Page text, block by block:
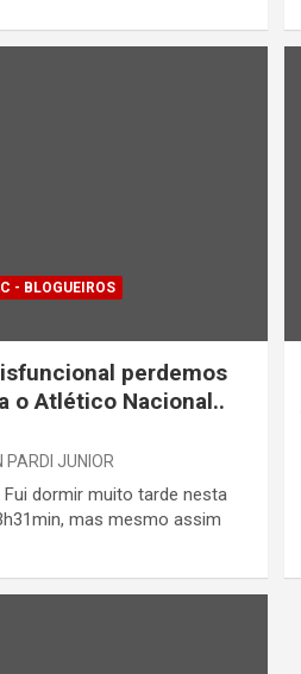
- BLOGUEIROS
perdemos
o Atlético Nacional..
PARDI JUNIOR
dormir muito tarde nesta
mas mesmo assim